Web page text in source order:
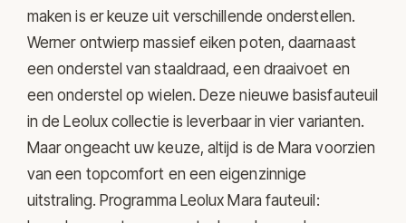
maken is er keuze uit verschillende onderstellen.
Werner ontwierp massief eiken poten, daarnaast
een onderstel van staaldraad, een draaivoet en
een onderstel op wielen. Deze nieuwe basisfauteuil
in de Leolux collectie is leverbaar in vier varianten.
Maar ongeacht uw keuze, altijd is de Mara voorzien
van een topcomfort en een eigenzinnige
uitstraling. Programma Leolux Mara fauteuil: